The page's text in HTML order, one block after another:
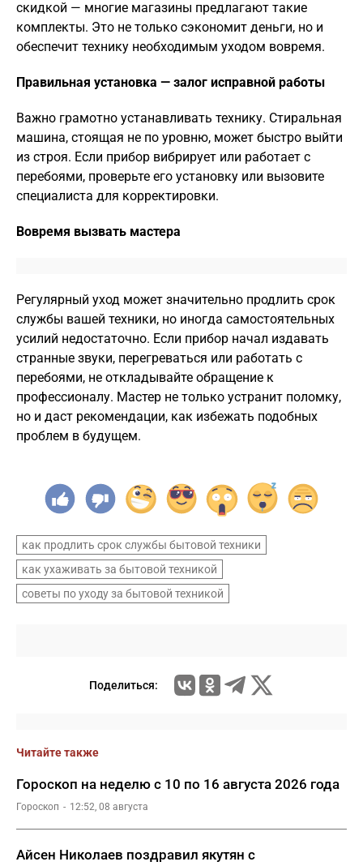
скидкой — многие магазины предлагают такие
комплекты. Это не только сэкономит деньги, но и
обеспечит технику необходимым уходом вовремя.
Правильная установка — залог исправной работы
Важно грамотно устанавливать технику. Стиральная
машина, стоящая не по уровню, может быстро выйти
из строя. Если прибор вибрирует или работает с
перебоями, проверьте его установку или вызовите
специалиста для корректировки.
Вовремя вызвать мастера
Регулярный уход может значительно продлить срок
службы вашей техники, но иногда самостоятельных
усилий недостаточно. Если прибор начал издавать
странные звуки, перегреваться или работать с
перебоями, не откладывайте обращение к
профессионалу. Мастер не только устранит поломку,
но и даст рекомендации, как избежать подобных
проблем в будущем.
как продлить срок службы бытовой техники
как ухаживать за бытовой техникой
советы по уходу за бытовой техникой
Поделиться:
Читайте также
Гороскоп на неделю с 10 по 16 августа 2026 года
Гороскоп 12:52, 08 августа
Айсен Николаев поздравил якутян с